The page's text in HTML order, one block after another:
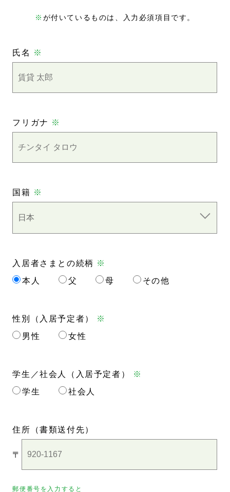
※ が付いているものは、入力必須項目です。
氏名 ※
フリガナ ※
国籍 ※
入居者さまとの続柄 ※
本人
父 母 その他
性別（入居予定者） ※
男性
女性
学生／社会人（入居予定者）
※
学生
社会人
住所 （書類送付先）
〒
郵便番号を入力すると